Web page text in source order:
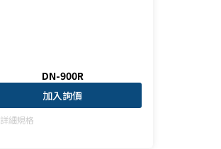
DN-900R
加入詢價
詳細規格